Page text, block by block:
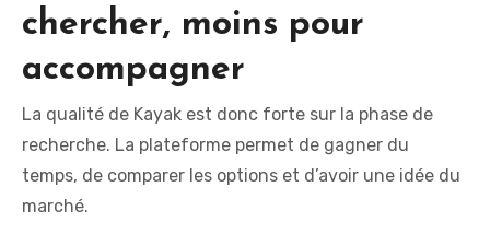
chercher, moins pour
accompagner
La qualité de Kayak est donc forte sur la phase de
recherche. La plateforme permet de gagner du
temps, de comparer les options et d’avoir une idée du
marché.